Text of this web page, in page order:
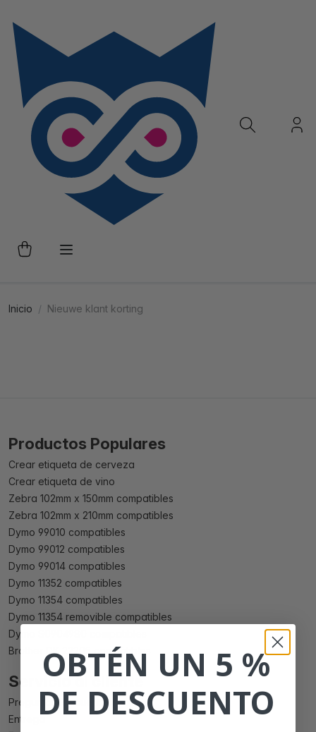
Inicio Nieuwe klant korting
Productos Populares
Crear etiqueta de cerveza
Crear etiqueta de vino
Zebra 102mm x 150mm compatibles
Zebra 102mm x 210mm compatibles
Dymo 99010 compatibles
Dymo 99012 compatibles
Dymo 99014 compatibles
Dymo 11352 compatibles
Dymo 11354 compatibles
Dymo 11354 removible compatibles
Dymo S0904980 compatibles
Brother DK 22205 compatibles
Servicio al cliente
Preguntas Frecuentes
Entrega
OBTÉN UN 5 %
DE DESCUENTO